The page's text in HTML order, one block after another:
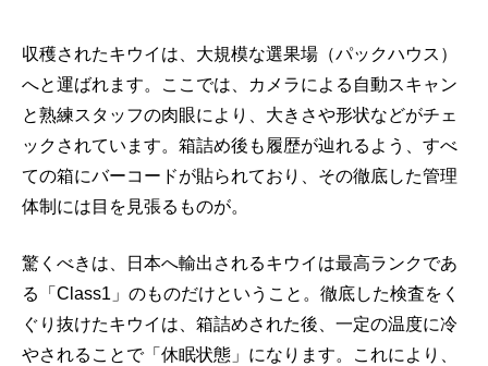
収穫されたキウイは、大規模な選果場（パックハウス）
へと運ばれます。ここでは、カメラによる自動スキャン
と熟練スタッフの肉眼により、大きさや形状などがチェ
ックされています。箱詰め後も履歴が辿れるよう、すべ
ての箱にバーコードが貼られており、その徹底した管理
体制には目を見張るものが。
驚くべきは、日本へ輸出されるキウイは最高ランクであ
る「Class1」のものだけということ。徹底した検査をく
ぐり抜けたキウイは、箱詰めされた後、一定の温度に冷
やされることで「休眠状態」になります。これにより、